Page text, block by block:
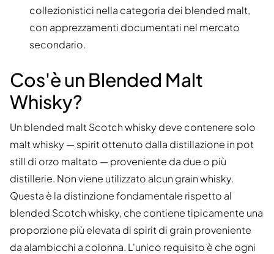
collezionistici nella categoria dei blended malt,
con apprezzamenti documentati nel mercato
secondario.
Cos'è un Blended Malt
Whisky?
Un blended malt Scotch whisky deve contenere solo
malt whisky — spirit ottenuto dalla distillazione in pot
still di orzo maltato — proveniente da due o più
distillerie. Non viene utilizzato alcun grain whisky.
Questa è la distinzione fondamentale rispetto al
blended Scotch whisky, che contiene tipicamente una
proporzione più elevata di spirit di grain proveniente
da alambicchi a colonna. L'unico requisito è che ogni